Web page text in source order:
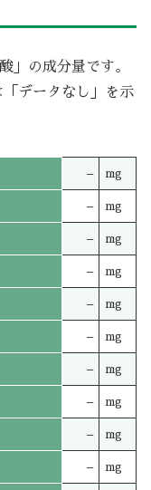
」の成分量です。
データなし」を示
– mg
– mg
– mg
– mg
– mg
– mg
– mg
– mg
– mg
– mg